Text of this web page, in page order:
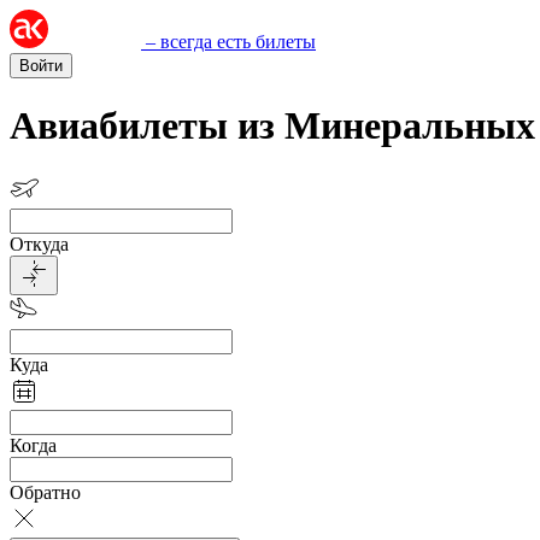
– всегда есть билеты
Войти
Авиабилеты из
Откуда
Куда
Когда
Обратно